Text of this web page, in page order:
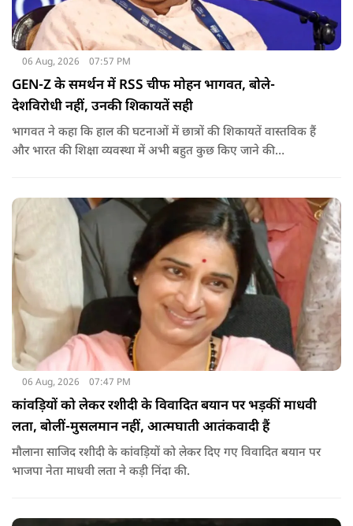
06 Aug, 2026 07:57 PM
GEN-Z के समर्थन में RSS चीफ मोहन भागवत, बोले-
देशविरोधी नहीं, उनकी शिकायतें सही
भागवत ने कहा कि हाल की घटनाओं में छात्रों की शिकायतें वास्तविक हैं
और भारत की शिक्षा व्यवस्था में अभी बहुत कुछ किए जाने की
06 Aug, 2026 07:47 PM
कांवड़ियों को लेकर रशीदी के विवादित बयान पर भड़कीं माधवी
लता, बोलीं-मुसलमान नहीं, आत्मघाती आतंकवादी हैं
मौलाना साजिद रशीदी के कांवड़ियों को लेकर दिए गए विवादित बयान पर
भाजपा नेता माधवी लता ने कड़ी निंदा की.